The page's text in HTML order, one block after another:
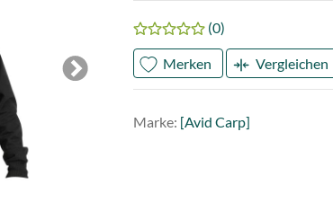
Next
(0)
Merken Vergleichen
Marke: [Avid Carp]